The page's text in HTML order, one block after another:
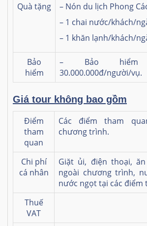
Quà tặng
– Nón du lịch Phong
– 1 chai nước/khách/
– 1 khăn lạnh/khách/
Bảo
hiểm
– Bảo
30.000.000đ/người/vụ.
Giá tour không bao gồm
Điểm
tham
quan
Các điểm tham
chương trình.
Chi phí
cá nhân
Giặt ủi, điện thoại,
ngoài chương trình,
nước ngọt tại các điểm
Thuế
VAT